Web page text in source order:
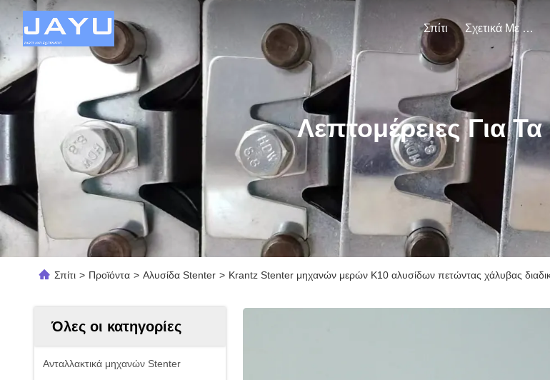
Σπίτι Σχετικά Με Εμάς
Λεπτομέρειες Για
Σπίτι > Προϊόντα > Αλυσίδα Stenter > Krantz Stenter μηχανών μερών K10 αλυσίδων πετώντας χάλυβας
Όλες οι κατηγορίες
Ανταλλακτικά μηχανών Stenter